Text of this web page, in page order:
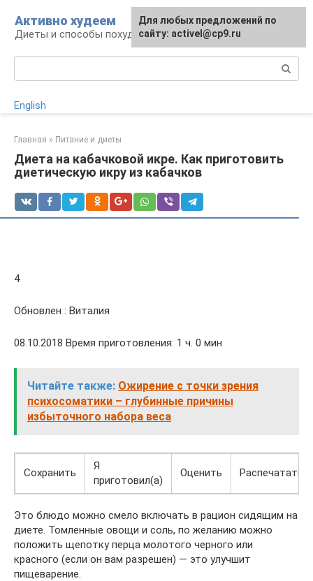
контенту
Активно худеем
Диеты и способы похудения
English
Главная » Питание и диеты
Диета на кабачковой икре. Как приготовить
диетическую икру из кабачков
4
Обновлен : Виталия
08.10.2018 Время приготовления: 1 ч. 0 мин
Читайте также: Ожирение с точки зрения
психосоматики – глубинные причины
избыточного набора веса
Сохранить
Я
приготовил(а)
Оценить Распечатать
Это блюдо можно смело включать в рацион сидящим на
диете. Томленные овощи и соль, по желанию можно
положить щепотку перца молотого черного или
красного (если он вам разрешен) — это улучшит
пищеварение.
Для любых предложений по
сайту: activel@cp9.ru